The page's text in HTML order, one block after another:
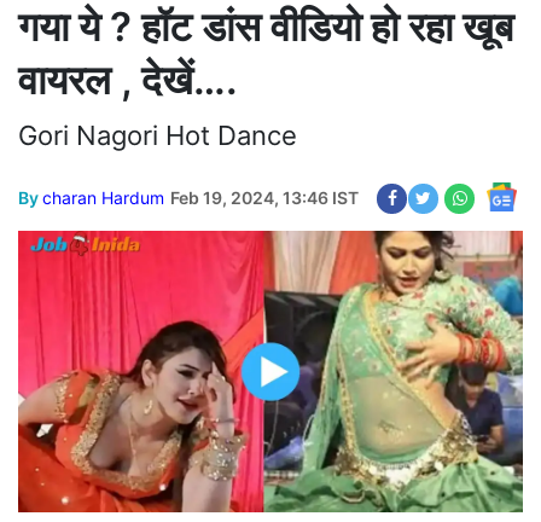
गया ये ? हॉट डांस वीडियो हो रहा खूब
वायरल , देखें….
Gori Nagori Hot Dance
Bycharan Hardum Feb 19, 2024, 13:46 IST